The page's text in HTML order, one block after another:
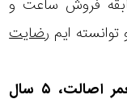
سال سابقه فروش ساعت و
رضایت
گارانتی مادام‌العمر اصالت، ۵ سال